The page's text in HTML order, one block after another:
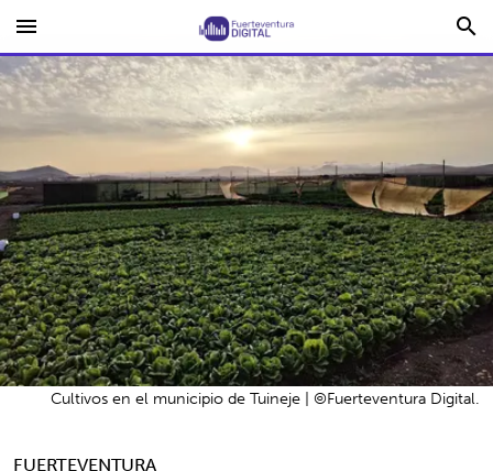
menu search
FUERTEVENTURA
Cultivos en el municipio de Tuineje | ©Fuerteventura Digital.